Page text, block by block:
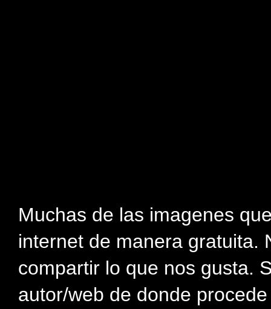
Muchas de las imagenes
internet de manera gratuita.
compartir lo que nos gusta.
autor/web de donde